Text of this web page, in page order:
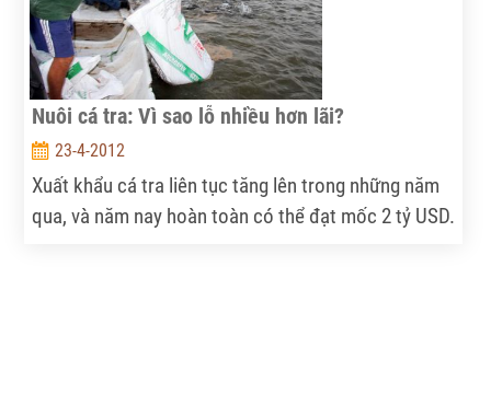
Nuôi cá tra: Vì sao lỗ nhiều hơn lãi?
23-4-2012
Xuất khẩu cá tra liên tục tăng lên trong những năm
qua, và năm nay hoàn toàn có thể đạt mốc 2 tỷ USD.